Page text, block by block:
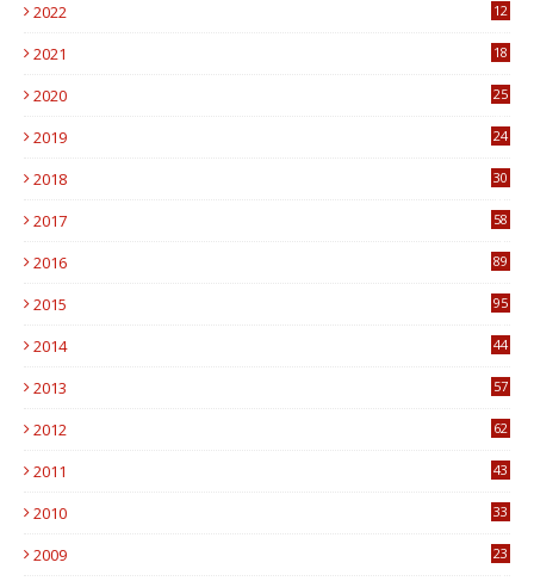
2022
12
2021
18
2020
25
2019
24
2018
30
2017
58
2016
89
2015
95
2014
44
2013
57
2012
62
2011
43
2010
33
2009
23